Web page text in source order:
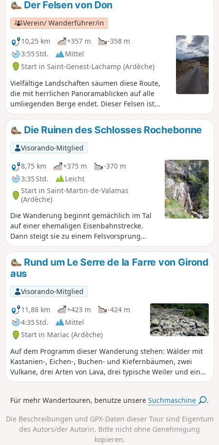
Der Felsen von Don
Verein/ Wanderführer/in
10,25 km
+357 m
-358 m
3:55 Std.
Mittel
Start in Saint-Genest-Lachamp (Ardèche)
Vielfältige Landschaften säumen diese Route,
die mit herrlichen Panoramablicken auf alle
umliegenden Berge endet. Dieser Felsen ist
zwar weniger bekannt als der Mont Mézenc
oder der Gerbier de Jonc, bietet jedoch ebenso
schöne Aussichtspunkte.
Die Ruinen des Schlosses Rochebonne
Visorando-Mitglied
8,75 km
+375 m
-370 m
3:35 Std.
Leicht
Start in Saint-Martin-de-Valamas
(Ardèche)
Die Wanderung beginnt gemächlich im Tal
auf einer ehemaligen Eisenbahnstrecke.
Dann steigt sie zu einem Felsvorsprung
hinauf, auf dem die Ruinen des Schlosses
Rochebonne thronen. Und als ob die Ruinen
dieser Burg nicht schon genug wären,
bieten sich Ihnen während der gesamten
Wanderung die großen Gipfel der Ardèche
(Mézenc, Gerbier des Joncs) dar.
Rund um Le Serre de la Farre von Girond
aus
Visorando-Mitglied
11,88 km
+423 m
-424 m
4:35 Std.
Mittel
Start in Mariac (Ardèche)
Auf dem Programm dieser Wanderung stehen: Wälder mit
Kastanien-, Eichen-, Buchen- und Kiefernbäumen, zwei
Vulkane, drei Arten von Lava, drei typische Weiler und ein
360°-Blick auf alle Boutières (mindestens zwanzig Vulkane
um das Oppidum de la Farre zu umgehen, das sich in
die Öffentlichkeit nicht zugänglich ist (siehe praktische
Informationen).
Für mehr Wandertouren, benutze unsereSuchmaschine .
Die Beschreibungen und GPX-Daten dieser Tour sind Eigentum
des Autors/der Autorin. Bitte nicht ohne Genehmigung
kopieren.